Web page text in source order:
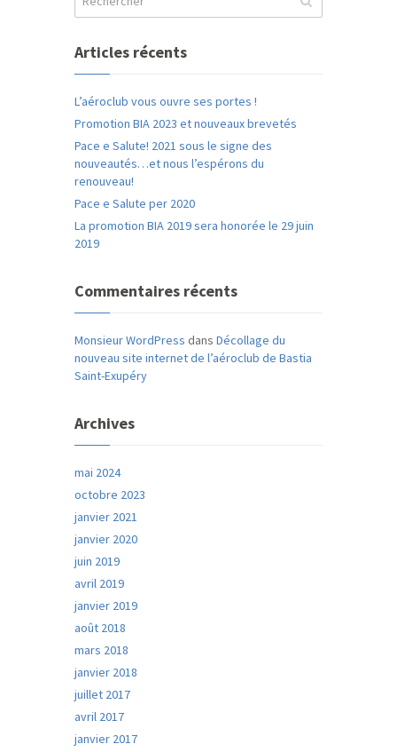
Articles récents
L’aéroclub vous ouvre ses portes !
Promotion BIA 2023 et nouveaux brevetés
Pace e Salute! 2021 sous le signe des
nouveautés…et nous l’espérons du
renouveau!
Pace e Salute per 2020
La promotion BIA 2019 sera honorée le 29 juin
2019
Commentaires récents
Monsieur WordPress dans Décollage du
nouveau site internet de l’aéroclub de Bastia
Saint-Exupéry
Archives
mai 2024
octobre 2023
janvier 2021
janvier 2020
juin 2019
avril 2019
janvier 2019
août 2018
mars 2018
janvier 2018
juillet 2017
avril 2017
janvier 2017